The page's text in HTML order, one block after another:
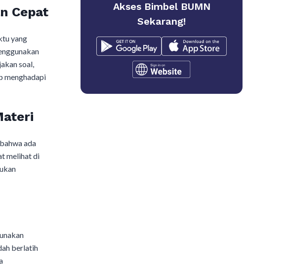
Cepat
yang
soal,
menghadapi
ada
melihat di
berlatih
Akses Bimbel BUMN
Sekarang!